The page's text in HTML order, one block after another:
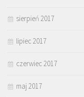
sierpień 2017
lipiec 2017
czerwiec 2017
maj 2017